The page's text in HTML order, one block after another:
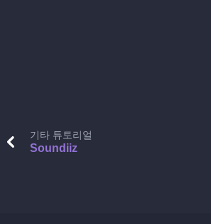
기타 튜토리얼
Soundiiz